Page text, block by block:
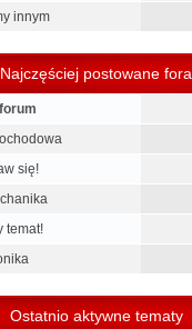
innym
Najczęściej postowane fora
się!
temat!
Ostatnio aktywne tematy